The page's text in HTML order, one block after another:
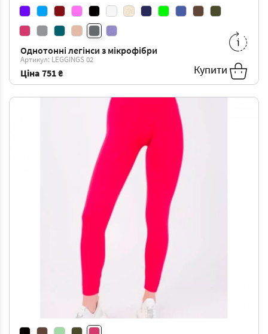
Однотонні легінси з мікрофібри
Артикул: LEGGINGS 02
Ціна 751 ₴ Купити
S/M - 751 ₴ L/XL